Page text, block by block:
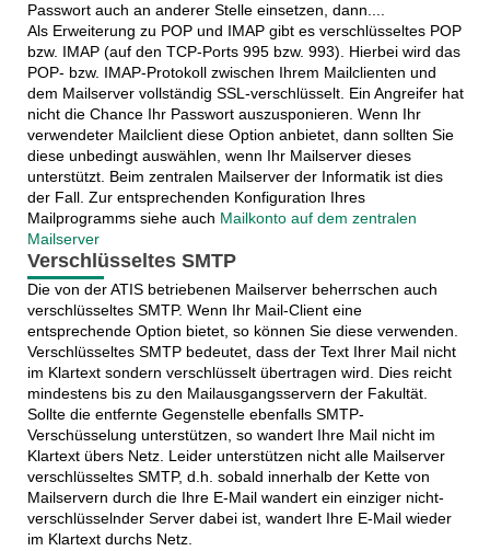
Passwort auch an anderer Stelle einsetzen, dann....
Als Erweiterung zu POP und IMAP gibt es verschlüsseltes POP
bzw. IMAP (auf den TCP-Ports 995 bzw. 993). Hierbei wird das
POP- bzw. IMAP-Protokoll zwischen Ihrem Mailclienten und
dem Mailserver vollständig SSL-verschlüsselt. Ein Angreifer hat
nicht die Chance Ihr Passwort auszusponieren. Wenn Ihr
verwendeter Mailclient diese Option anbietet, dann sollten Sie
diese unbedingt auswählen, wenn Ihr Mailserver dieses
unterstützt. Beim zentralen Mailserver der Informatik ist dies
der Fall. Zur entsprechenden Konfiguration Ihres
Mailprogramms siehe auch Mailkonto auf dem zentralen
Mailserver
Verschlüsseltes SMTP
Die von der ATIS betriebenen Mailserver beherrschen auch
verschlüsseltes SMTP. Wenn Ihr Mail-Client eine
entsprechende Option bietet, so können Sie diese verwenden.
Verschlüsseltes SMTP bedeutet, dass der Text Ihrer Mail nicht
im Klartext sondern verschlüsselt übertragen wird. Dies reicht
mindestens bis zu den Mailausgangsservern der Fakultät.
Sollte die entfernte Gegenstelle ebenfalls SMTP-
Verschüsselung unterstützen, so wandert Ihre Mail nicht im
Klartext übers Netz. Leider unterstützen nicht alle Mailserver
verschlüsseltes SMTP, d.h. sobald innerhalb der Kette von
Mailservern durch die Ihre E-Mail wandert ein einziger nicht-
verschlüsselnder Server dabei ist, wandert Ihre E-Mail wieder
im Klartext durchs Netz.